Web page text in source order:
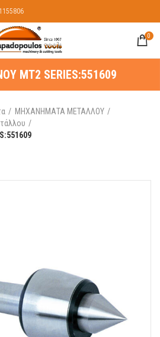
0
ΜΤ2 SERIES:551609
ΜΗΧΑΝΗΜΑΤΑ ΜΕΤΑΛΛΟΥ